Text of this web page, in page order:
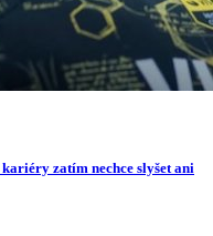
zatím nechce slyšet ani